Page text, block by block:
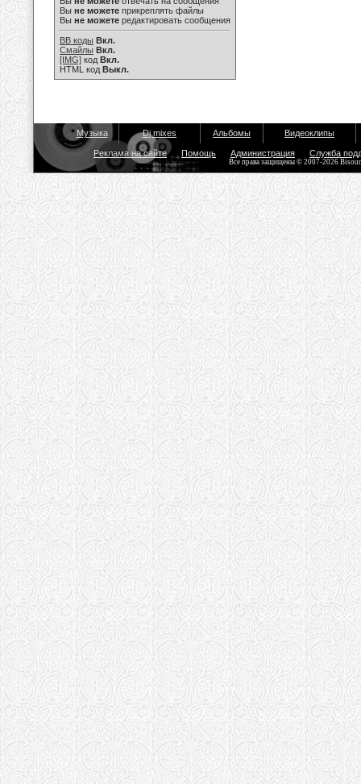
Вы не можете прикреплять файлы
Вы не можете редактировать сообщения
BB коды Вкл.
Смайлы Вкл.
[IMG] код Вкл.
HTML код Выкл.
Музыка Dj mixes Альбомы Видеоклипы
Реклама на сайте Помощь Администрация Служба
Все права защищены © 2007-2026